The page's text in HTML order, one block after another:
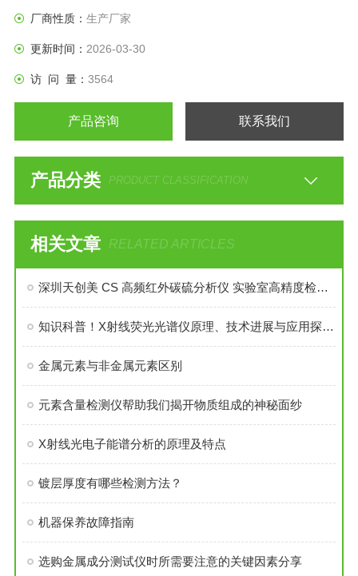
厂商性质： 生产厂家
更新时间： 2026-03-30
访 问 量： 3564
产品咨询 联系我们
产品分类 PRODUCT CLASSIFICATION
相关文章 RELATED ARTICLES
深圳天创美 CS 高频红外碳硫分析仪 实验室高精度检测 全国上门安装
知识科普！X射线荧光光谱仪原理、技术进展与应用探索说明
金属元素与非金属元素区别
元素含量检测仪帮助我们揭开物质组成的神秘面纱
X射线光电子能谱分析的原理及特点
镀层厚度有哪些检测方法？
机器保养故障指南
选购金属成分测试仪时所需要注意的关键因素分享